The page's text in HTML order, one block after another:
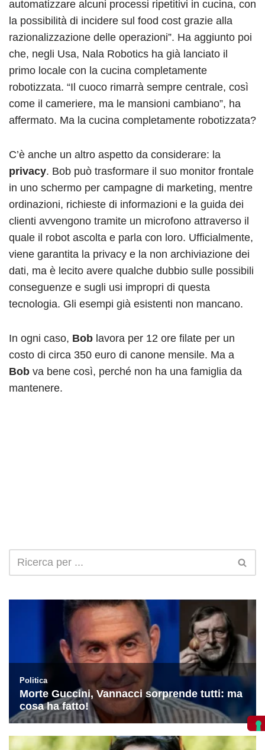
automatizzare alcuni processi ripetitivi in cucina, con
la possibilità di incidere sul food cost grazie alla
razionalizzazione delle operazioni”. Ha aggiunto poi
che, negli Usa, Nala Robotics ha già lanciato il
primo locale con la cucina completamente
robotizzata. “Il cuoco rimarrà sempre centrale, così
come il cameriere, ma le mansioni cambiano”, ha
affermato. Ma la cucina completamente robotizzata?
C’è anche un altro aspetto da considerare: la
privacy. Bob può trasformare il suo monitor frontale
in uno schermo per campagne di marketing, mentre
ordinazioni, richieste di informazioni e la guida dei
clienti avvengono tramite un microfono attraverso il
quale il robot ascolta e parla con loro. Ufficialmente,
viene garantita la privacy e la non archiviazione dei
dati, ma è lecito avere qualche dubbio sulle possibili
conseguenze e sugli usi impropri di questa
tecnologia. Gli esempi già esistenti non mancano.
In ogni caso, Bob lavora per 12 ore filate per un
costo di circa 350 euro di canone mensile. Ma a
Bob va bene così, perché non ha una famiglia da
mantenere.